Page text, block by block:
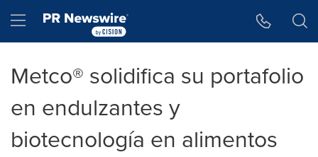
Hamburger menu
Metco® solidifica su portafolio
en endulzantes y
biotecnología en alimentos